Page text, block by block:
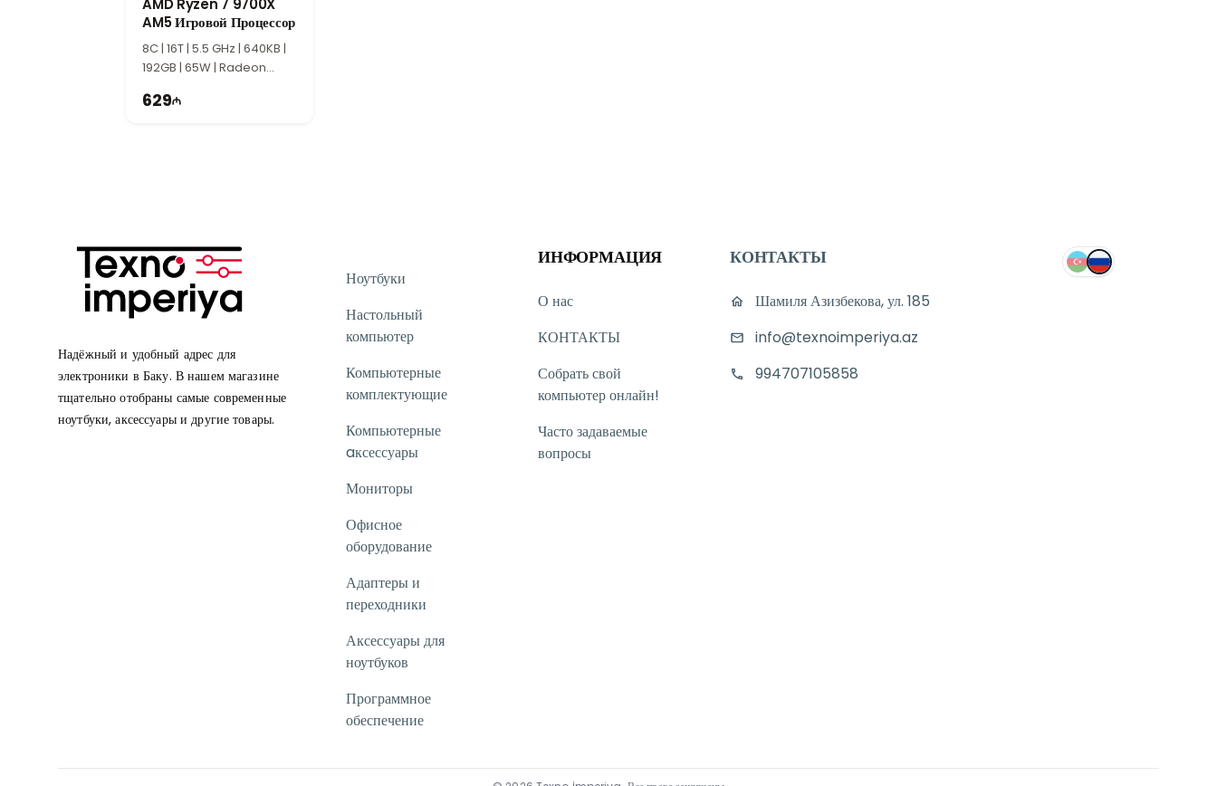
AMD Ryzen 7 9700X
AM5 Игровой Процессор
8C | 16T | 5.5 GHz | 640KB |
192GB | 65W | Radeon
629
Надёжный и удобный адрес для
электроники в Баку. В нашем магазине
тщательно отобраны самые современные
ноутбуки, аксессуары и другие товары.
Ноутбуки
Настольный
компьютер
Компьютерные
комплектующие
Компьютерные
aксессуары
Мониторы
Офисное
оборудование
Адаптеры и
переходники
Аксессуары для
ноутбуков
Программное
обеспечение
ИНФОРМАЦИЯ
О нас
КОНТАКТЫ
Собрать свой
компьютер онлайн!
Часто задаваемые
вопросы
КОНТАКТЫ
Шамиля Азизбекова, ул. 185
info@texnoimperiya.az
994707105858